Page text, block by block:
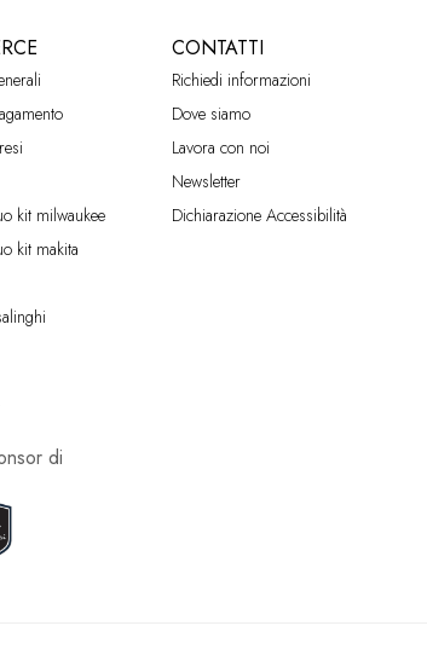
kit milwaukee
kit makita
CONTATTI
Richiedi informazioni
Dove siamo
Lavora con noi
Newsletter
Dichiarazione Accessibilità
di